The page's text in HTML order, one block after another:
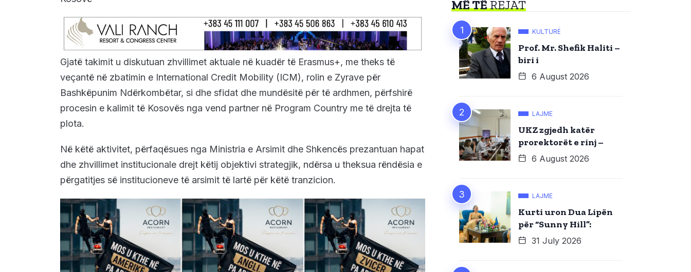
Gjatë takimit u diskutuan zhvillimet aktuale në kuadër të Erasmus+, me theks të
veçantë në zbatimin e International Credit Mobility (ICM), rolin e Zyrave për
Bashkëpunim Ndërkombëtar, si dhe sfidat dhe mundësitë për të ardhmen, përfshirë
procesin e kalimit të Kosovës nga vend partner në Program Country me të drejta të
plota.
Në këtë aktivitet, përfaqësues nga Ministria e Arsimit dhe Shkencës prezantuan hapat
dhe zhvillimet institucionale drejt këtij objektivi strategjik, ndërsa u theksua rëndësia e
përgatitjes së institucioneve të arsimit të lartë për këtë tranzicion.
MË TËREJAT
KULTURË
Prof. Mr. Shefik Haliti –
biri i
6 August 2026
LAJME
UKZ zgjedh katër
prorektorët e rinj –
6 August 2026
LAJME
Kurti uron Dua Lipën
për “Sunny Hill”:
31 July 2026